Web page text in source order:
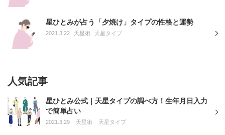
星ひとみが占う「夕焼け」タイプの性格と運勢
2021.3.22 天星術 天星タイプ
人気記事
星ひとみ公式｜天星タイプの調べ方！生年月日入力
で簡単占い
2021.3.29 天星術 天星タイプ